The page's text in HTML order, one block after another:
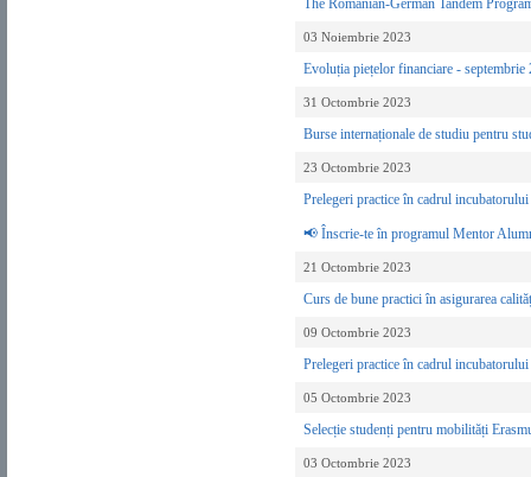
The Romanian-German Tandem
03 Noiembrie 2023
Evoluția piețelor financiare -
31 Octombrie 2023
Burse internaționale de studiu pentru
23 Octombrie 2023
Prelegeri practice în cadrul
📢 Înscrie-te în programul Mentor
21 Octombrie 2023
Curs de bune practici în asigurarea
09 Octombrie 2023
Prelegeri practice în cadrul
05 Octombrie 2023
Selecție studenți pentru mobilități
03 Octombrie 2023